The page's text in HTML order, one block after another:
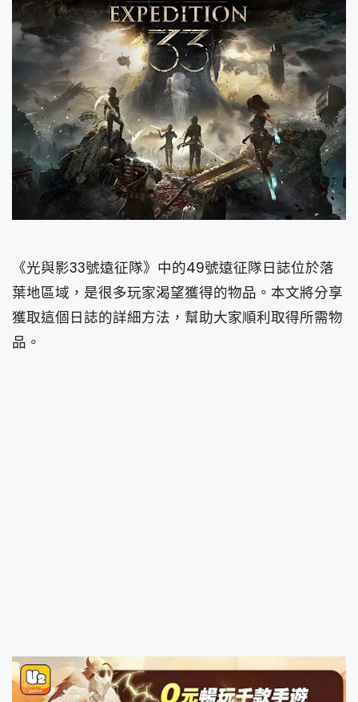
《光與影33號遠征隊》中的49號遠征隊日誌位於落
葉地區域，是很多玩家渴望獲得的物品。本文將分享
獲取這個日誌的詳細方法，幫助大家順利取得所需物
品。